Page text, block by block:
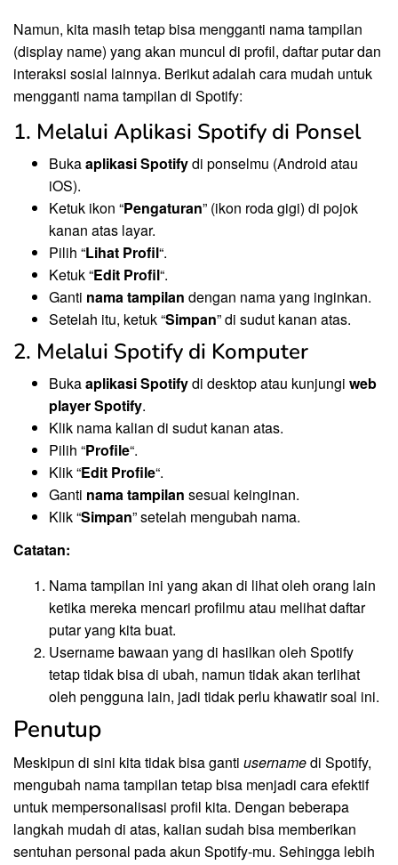
Namun, kita masih tetap bisa mengganti nama tampilan
(display name) yang akan muncul di profil, daftar putar dan
interaksi sosial lainnya. Berikut adalah cara mudah untuk
mengganti nama tampilan di Spotify:
1. Melalui Aplikasi Spotify di Ponsel
Bukaaplikasi Spotifydi ponselmu (Android atau
iOS).
Ketuk ikon “Pengaturan” (ikon roda gigi) di pojok
kanan atas layar.
Pilih “Lihat Profil“.
Ketuk “Edit Profil“.
Ganti nama tampilan dengan nama yang inginkan.
Setelah itu, ketuk “Simpan” di sudut kanan atas.
2. Melalui Spotify di Komputer
Bukaaplikasi Spotifydi desktop atau kunjungi web
player Spotify.
Klik nama kalian di sudut kanan atas.
Pilih “Profile“.
Klik “Edit Profile“.
Ganti nama tampilan sesuai keinginan.
Klik “Simpan” setelah mengubah nama.
Catatan:
Nama tampilan ini yang akan di lihat oleh orang lain
ketika mereka mencari profilmu atau melihat daftar
putar yang kita buat.
Username bawaan yang di hasilkan oleh Spotify
tetap tidak bisa di ubah, namun tidak akan terlihat
oleh pengguna lain, jadi tidak perlu khawatir soal ini.
Penutup
Meskipun di sini kita tidak bisa ganti usernamedi Spotify,
mengubah nama tampilan tetap bisa menjadi cara efektif
untuk mempersonalisasi profil kita. Dengan beberapa
langkah mudah di atas, kalian sudah bisa memberikan
sentuhan personal pada akun Spotify-mu. Sehingga lebih